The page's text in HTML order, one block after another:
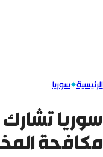
الرئيسية سوريا
سوريا تشارك
مكافحة